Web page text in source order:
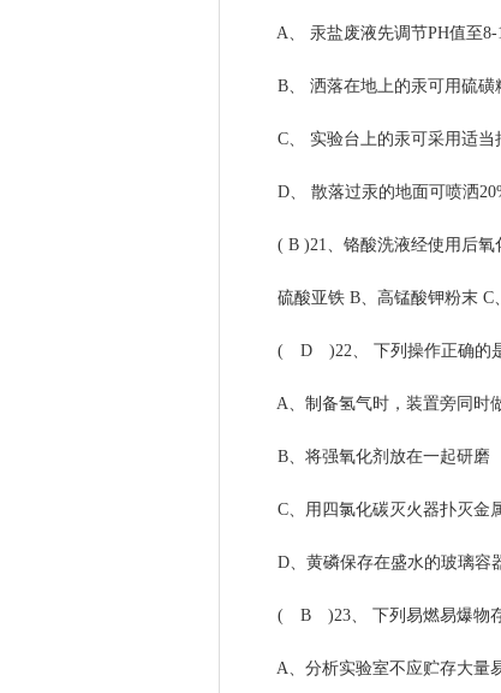
A、 汞盐废液先调节PH值至8-
B、 洒落在地上的汞可用硫磺
C、 实验台上的汞可采用适当
D、 散落过汞的地面可喷洒
( B )21、铬酸洗液经使用后氧
硫酸亚铁 B、高锰酸钾粉末 C
( D )22、 下列操作正确的
A、制备氢气时，装置旁同时
B、将强氧化剂放在一起研磨
C、用四氯化碳灭火器扑灭金
D、黄磷保存在盛水的玻璃容
( B )23、 下列易燃易爆物存
A、分析实验室不应贮存大量